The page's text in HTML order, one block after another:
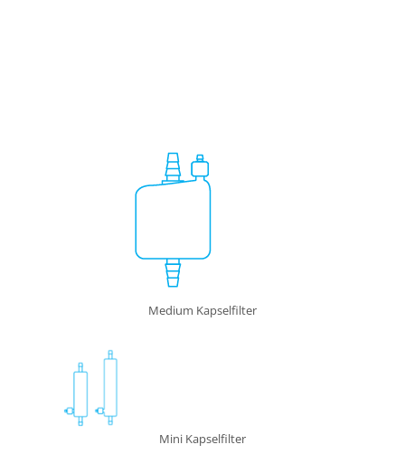
Medium Kapselfilter
Mini Kapselfilter